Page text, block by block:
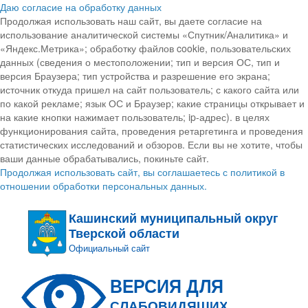
Даю согласие на обработку данных
Продолжая использовать наш сайт, вы даете согласие на
использование аналитической системы «Спутник/Аналитика» и
«Яндекс.Метрика»; обработку файлов cookie, пользовательских
данных (сведения о местоположении; тип и версия ОС, тип и
версия Браузера; тип устройства и разрешение его экрана;
источник откуда пришел на сайт пользователь; с какого сайта или
по какой рекламе; язык ОС и Браузер; какие страницы открывает и
на какие кнопки нажимает пользователь; ip-адрес). в целях
функционирования сайта, проведения ретаргетинга и проведения
статистических исследований и обзоров. Если вы не хотите, чтобы
ваши данные обрабатывались, покиньте сайт.
Продолжая использовать сайт, вы соглашаетесь с политикой в
отношении обработки персональных данных.